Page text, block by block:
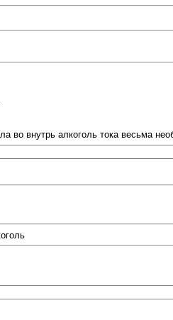
во внутрь алкоголь тока весьма